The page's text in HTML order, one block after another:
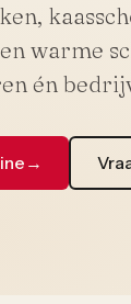
warme
én
→